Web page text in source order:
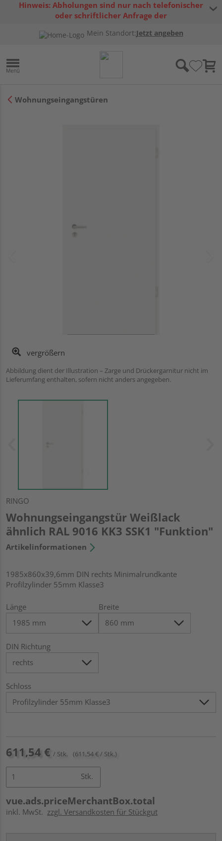
Hinweis: Abholungen sind nur nach telefonischer
oder schriftlicher Anfrage der
Mein Standort:Jetzt angeben
Wohnungseingangstüren
vergrößern
Abbildung dient der Illustration – Zarge und Drückergarnitur nicht im
Lieferumfang enthalten, sofern nicht anders angegeben.
RINGO
Wohnungseingangstür Weißlack
ähnlich RAL 9016 KK3 SSK1 "Funktion"
Artikelinformationen
1985x860x39,6mm DIN rechts Minimalrundkante
Profilzylinder 55mm Klasse3
Länge Breite
DIN Richtung
Schloss
611,54 € / Stk. (611,54 € / Stk.)
Stk.
vue.ads.priceMerchantBox.total
inkl. MwSt. zzgl. Versandkosten für Stückgut